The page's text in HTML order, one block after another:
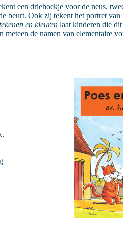
een driehoekje voor de neus,
beurt. Ook zij tekent het portret
en kleurenlaat kinderen die
de namen van elementaire